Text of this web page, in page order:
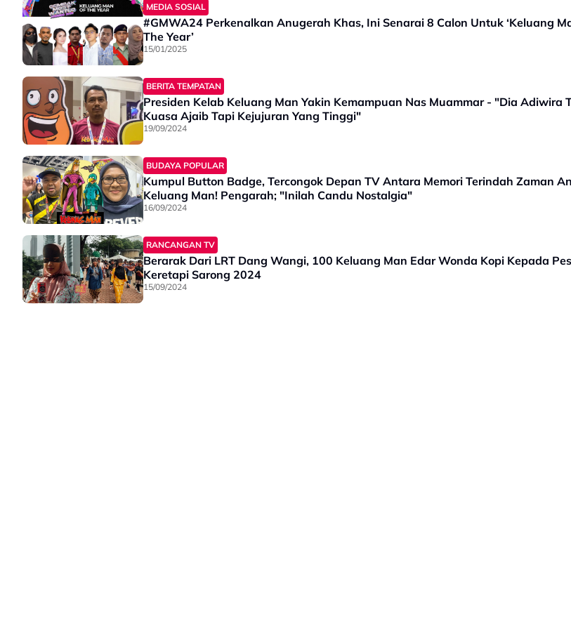
MEDIA SOSIAL
#GMWA24 Perkenalkan Anugerah Khas, Ini Senarai 8 Calon Untuk ‘Keluang
The Year’
15/01/2025
BERITA TEMPATAN
Presiden Kelab Keluang Man Yakin Kemampuan Nas Muammar - "Dia Adiwira
Kuasa Ajaib Tapi Kejujuran Yang Tinggi"
19/09/2024
BUDAYA POPULAR
Kumpul Button Badge, Tercongok Depan TV Antara Memori Terindah Zaman
Keluang Man! Pengarah; "Inilah Candu Nostalgia"
16/09/2024
RANCANGAN TV
Berarak Dari LRT Dang Wangi, 100 Keluang Man Edar Wonda Kopi Kepada
Keretapi Sarong 2024
15/09/2024